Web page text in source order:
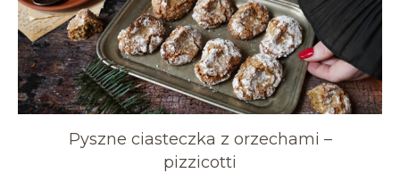
Pyszne ciasteczka z orzechami –
pizzicotti